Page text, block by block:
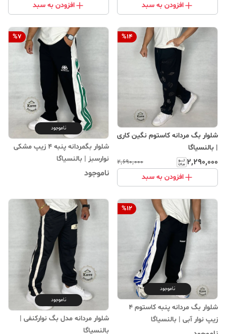
افزودن به سبد افزودن به سبد
%14
شلوار بگ‌ مردانه کاستوم نگین کاری
| بالنسیاگا
۲٬۲۹۰٬۰۰۰ ۲٬۶۹۰٬۰۰۰
افزودن به سبد
%7
ناموجود
شلوار بگمردانه پنبه ۴ زیپ مشکی
نوارسبز | بالنسیاگا
ناموجود
%12
ناموجود
شلوار بگ مردانه پنبه کاستوم ۴
زیپ نوار آبی | بالنسیاگا
ناموجود
شلوار مردانه مدل بگ نوارکنفی |
بالنسیاگا